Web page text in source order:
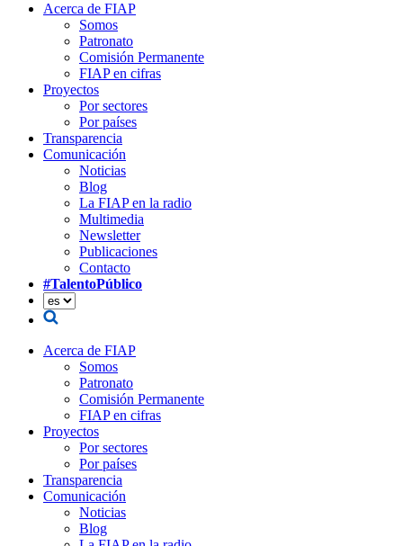
Acerca de FIAP
Somos
Patronato
Comisión Permanente
FIAP en cifras
Proyectos
Por sectores
Por países
Transparencia
Comunicación
Noticias
Blog
La FIAP en la radio
Multimedia
Newsletter
Publicaciones
Contacto
#TalentoPúblico
Acerca de FIAP
Somos
Patronato
Comisión Permanente
FIAP en cifras
Proyectos
Por sectores
Por países
Transparencia
Comunicación
Noticias
Blog